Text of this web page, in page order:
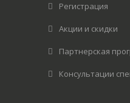
Регистрация
Акции и скидки
Партнерская
Консультации